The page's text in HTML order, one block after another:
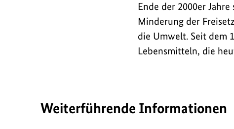
Ende der 2000er
Minderung der
die Umwelt. Seit dem
Lebensmitteln, die
Weiterführende Informationen